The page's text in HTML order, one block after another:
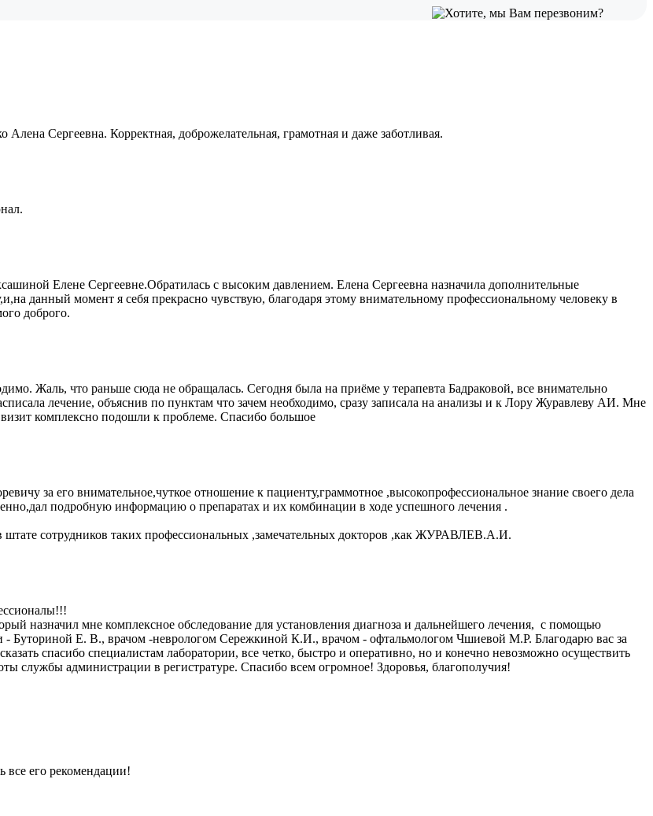
Сергеевна. Корректная, доброжелательная, грамотная и даже заботливая.
Елене Сергеевне.Обратилась с высоким давлением. Елена Сергеевна назначила дополнительные
данный момент я себя прекрасно чувствую, благодаря этому внимательному профессиональному человеку в
доброго.
Жаль, что раньше сюда не обращалась. Сегодня была на приёме у терапевта Бадраковой, все внимательно
лечение, объяснив по пунктам что зачем необходимо, сразу записала на анализы и к Лору Журавлеву АИ. Мне
комплексно подошли к проблеме. Спасибо большое
за его внимательное,чуткое отношение к пациенту,граммотное ,высокопрофессиональное знание своего дела
подробную информацию о препаратах и их комбинации в ходе успешного лечения .
сотрудников таких профессиональных ,замечательных докторов ,как ЖУРАВЛЕВ.А.И.
назначил мне комплексное обследование для установления диагноза и дальнейшего лечения, с помощью
- Буториной Е. В., врачом -неврологом Сережкиной К.И., врачом - офтальмологом Чшиевой М.Р. Благодарю вас за
спасибо специалистам лаборатории, все четко, быстро и оперативно, но и конечно невозможно осуществить
службы администрации в регистратуре. Спасибо всем огромное! Здоровья, благополучия!
все его рекомендации!